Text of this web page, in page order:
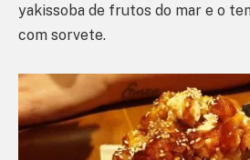
yakissoba de frutos do mar e o
com sorvete.